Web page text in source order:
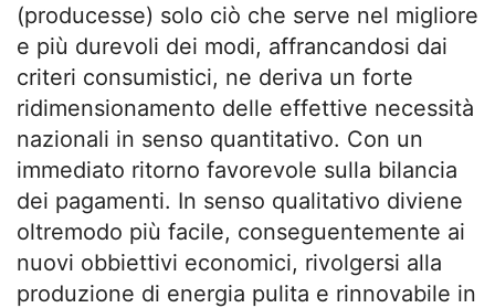
(producesse) solo ciò che serve nel migliore
e più durevoli dei modi, affrancandosi dai
criteri consumistici, ne deriva un forte
ridimensionamento delle effettive necessità
nazionali in senso quantitativo. Con un
immediato ritorno favorevole sulla bilancia
dei pagamenti. In senso qualitativo diviene
oltremodo più facile, conseguentemente ai
nuovi obbiettivi economici, rivolgersi alla
produzione di energia pulita e rinnovabile in